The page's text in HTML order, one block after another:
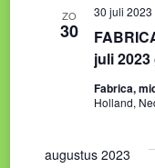
ZO
30
juli
30 juli 2023
Fabrica,
Holland,
augustus 2023